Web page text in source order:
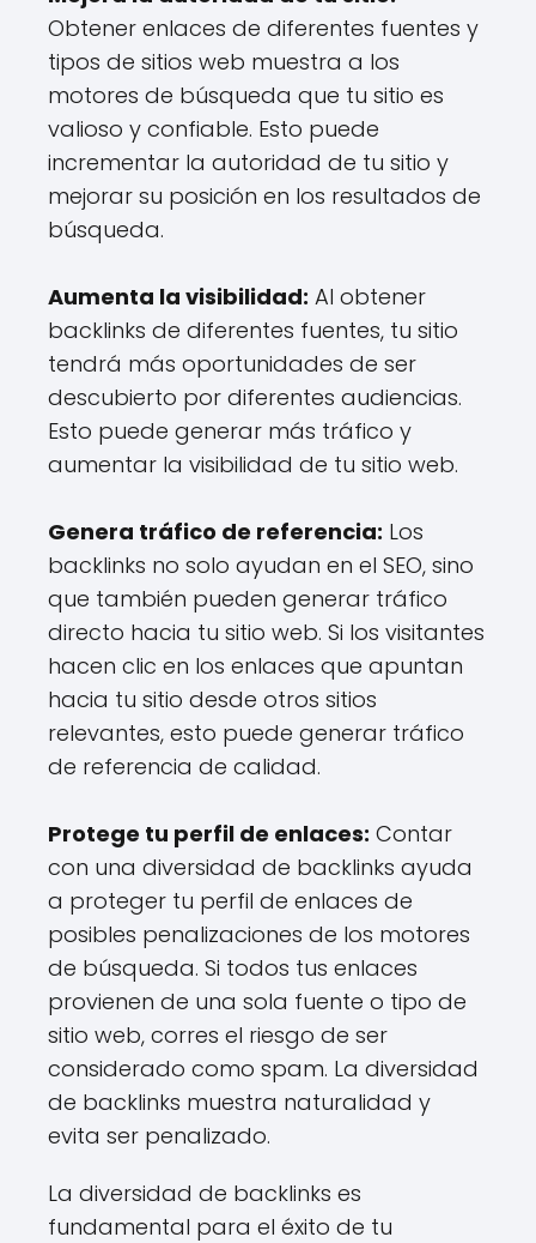
Obtener enlaces de diferentes fuentes y
tipos de sitios web muestra a los
motores de búsqueda que tu sitio es
valioso y confiable. Esto puede
incrementar la autoridad de tu sitio y
mejorar su posición en los resultados de
búsqueda.
Aumenta la visibilidad: Al obtener
backlinks de diferentes fuentes, tu sitio
tendrá más oportunidades de ser
descubierto por diferentes audiencias.
Esto puede generar más tráfico y
aumentar la visibilidad de tu sitio web.
Genera tráfico de referencia: Los
backlinks no solo ayudan en el SEO, sino
que también pueden generar tráfico
directo hacia tu sitio web. Si los visitantes
hacen clic en los enlaces que apuntan
hacia tu sitio desde otros sitios
relevantes, esto puede generar tráfico
de referencia de calidad.
Protege tu perfil de enlaces: Contar
con una diversidad de backlinks ayuda
a proteger tu perfil de enlaces de
posibles penalizaciones de los motores
de búsqueda. Si todos tus enlaces
provienen de una sola fuente o tipo de
sitio web, corres el riesgo de ser
considerado como spam. La diversidad
de backlinks muestra naturalidad y
evita ser penalizado.
La diversidad de backlinks es
fundamental para el éxito de tu